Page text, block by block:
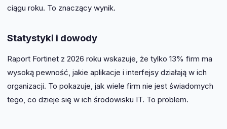
ciągu roku. To znaczący wynik.
Statystyki i dowody
Raport Fortinet z 2026 roku wskazuje, że tylko 13% firm ma
wysoką pewność, jakie aplikacje i interfejsy działają w ich
organizacji. To pokazuje, jak wiele firm nie jest świadomych
tego, co dzieje się w ich środowisku IT. To problem.